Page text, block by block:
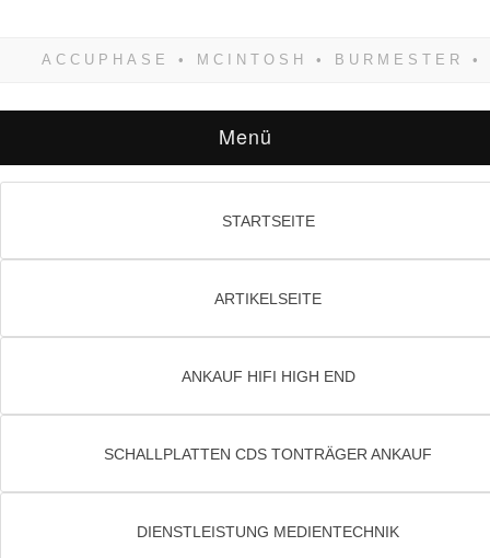
zwangsläufig siegen! Und noch was: Hifi
Menü
STARTSEITE
ARTIKELSEITE
ANKAUF HIFI HIGH END
SCHALLPLATTEN CDS TONTRÄGER ANKAUF
DIENSTLEISTUNG MEDIENTECHNIK